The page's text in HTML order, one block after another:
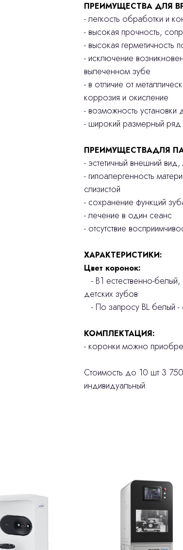
ПРЕИМУЩЕСТВА ДЛЯ
- легкость обработки и
- высокая прочность,
- высокая герметичность
- исключение
вылеченном зубе
- в отличие от
коррозия и окисление
- возможность установки
- широкий размерный ряд
ПРЕИМУЩЕСТВАДЛЯ
- эстетичный внешний
- гипоалергенность
слизистой
- сохранение функций
- лечение в один сеанс
- отсутствие
ХАРАКТЕРИСТИКИ:
Цвет коронок:
- В1 естественно-
детских зубов
- По запросу BL белый -
КОМПЛЕКТАЦИЯ:
- коронки можно
Стоимость до 10 шт 3
индивидуальный.